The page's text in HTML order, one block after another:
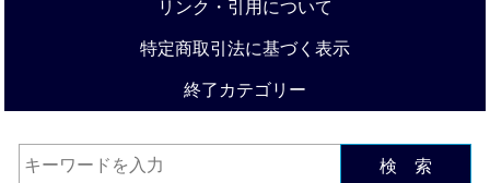
リンク・引用について
特定商取引法に基づく表示
終了カテゴリー
検 索